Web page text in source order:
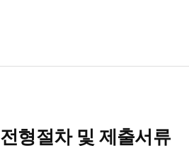
전형절차 및 제출서류